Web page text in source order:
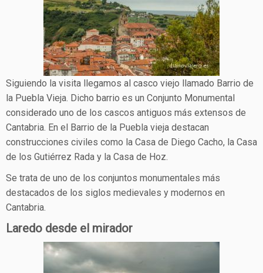
Siguiendo la visita llegamos al casco viejo llamado Barrio de
la Puebla Vieja. Dicho barrio es un Conjunto Monumental
considerado uno de los cascos antiguos más extensos de
Cantabria. En el Barrio de la Puebla vieja destacan
construcciones civiles como la Casa de Diego Cacho, la Casa
de los Gutiérrez Rada y la Casa de Hoz.
Se trata de uno de los conjuntos monumentales más
destacados de los siglos medievales y modernos en
Cantabria.
Laredo desde el mirador